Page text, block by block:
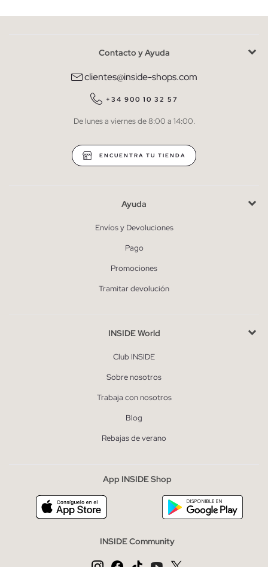
He leído y entiendo lapolítica de privacidad
QUIERO SUSCRIBIRME
* Puedes cancelar la suscripción en cualquier momento.
Contacto y Ayuda
clientes@inside-shops.com
+34 900 10 32 57
De lunes a viernes de 8:00 a 14:00.
ENCUENTRA TU TIENDA
Ayuda
Envíos y Devoluciones
Pago
Promociones
Tramitar devolución
INSIDE World
Club INSIDE
Sobre nosotros
Trabaja con nosotros
Blog
Rebajas de verano
App INSIDE Shop
INSIDE Community